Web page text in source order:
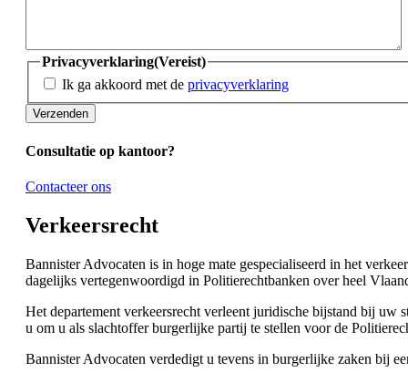
Privacyverklaring(Vereist)
Ik ga akkoord met de privacyverklaring
Consultatie op kantoor?
Contacteer ons
Verkeersrecht
Bannister Advocaten is in hoge mate gespecialiseerd in het
dagelijks vertegenwoordigd in Politierechtbanken over heel
Het departement verkeersrecht verleent juridische bijstand bij
u om u als slachtoffer burgerlijke partij te stellen voor de
Bannister Advocaten verdedigt u tevens in burgerlijke zaken bij